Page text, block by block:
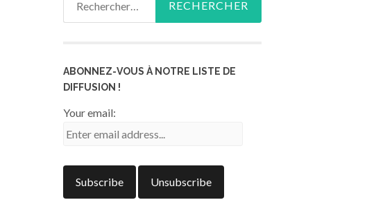
ABONNEZ-VOUS À NOTRE LISTE DE
DIFFUSION !
Your email: